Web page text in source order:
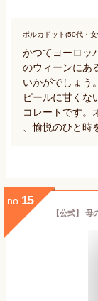
ポルカドット(50代・
かつてヨーロッ
のウィーンにあ
いかがでしょう
ピールに甘くな
コレートです。
、愉悦のひと時
no. 15